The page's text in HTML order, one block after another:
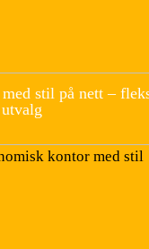
med stil på nett –